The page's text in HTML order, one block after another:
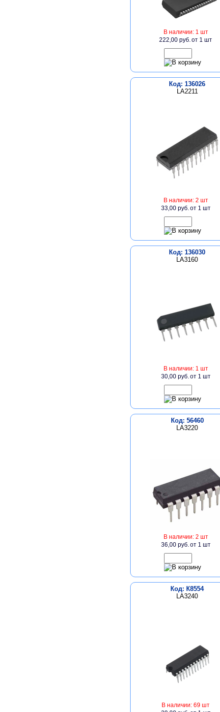
В наличии: 1 шт
222,00 руб.от 1 шт
Код: 136026
LA2211
В наличии: 2 шт
33,00 руб.от 1 шт
Код: 136030
LA3160
В наличии: 1 шт
30,00 руб.от 1 шт
Код: 56460
LA3220
В наличии: 2 шт
36,00 руб.от 1 шт
Код: К8554
LA3240
В наличии: 69 шт